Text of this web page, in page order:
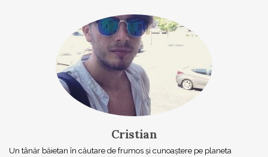
Cristian
Un tânăr băietan în căutare de frumos și cunoaștere pe planeta